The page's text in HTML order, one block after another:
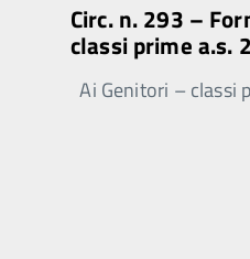
Circ. n. 293 –
classi prime a.s.
Ai Genitori – classi